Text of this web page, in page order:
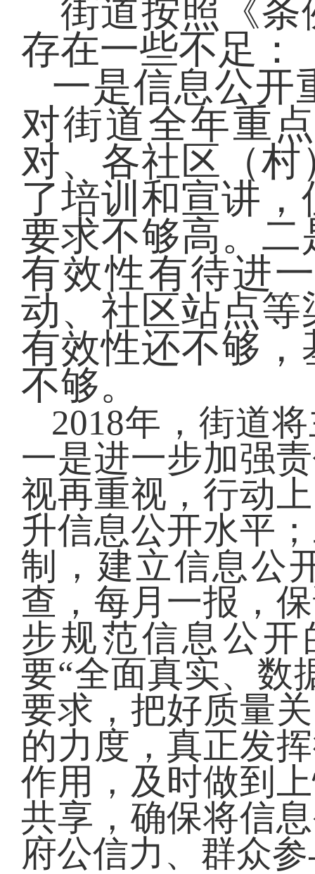
街道按照《
存在一些不足：
一是信息公开
对街道全年重
对、各社区（
了培训和宣讲
要求不够高。
有效性有待进
动、社区站点
有效性还不够
不够。
2018年，街道
一是进一步加强
视再重视，行动
升信息公开水平
制，建立信息公
查，每月一报，
步规范信息公
要“全面真实、数
要求，把好质量
的力度，真正发
作用，及时做到
共享，确保将信
府公信力、群众